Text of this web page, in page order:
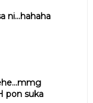
ni...hahaha
pon suka